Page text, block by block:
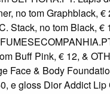
no tom Graphblack, €
Stack, no tom Black, €
Buff Pink, € 12, &
Face & Body
e gloss Dior Addict